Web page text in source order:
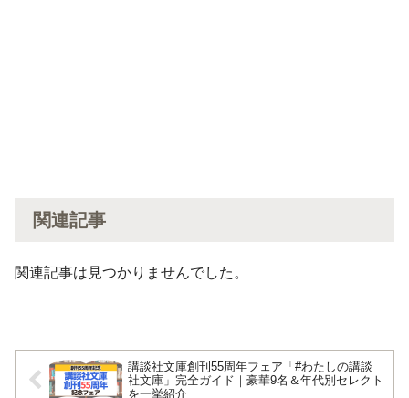
関連記事
関連記事は見つかりませんでした。
講談社文庫創刊55周年フェア「#わたしの講談
社文庫」完全ガイド｜豪華9名＆年代別セレクト
を一挙紹介